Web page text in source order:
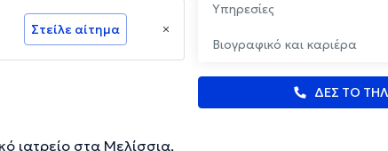
Υπηρεσίες
Βιογραφικό και καριέρα
ΔΕΣ ΤΟ
Στείλε αίτημα
ιατρείο στα Μελίσσια,